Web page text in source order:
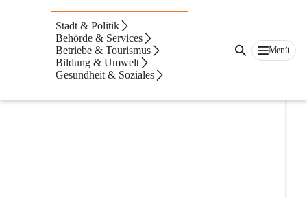
Stadt & Politik
Behörde & Services
Betriebe & Tourismus
Bildung & Umwelt
Gesundheit & Soziales
Menü
Gemeindezeitungen
Übersicht aktueller Titelseiten